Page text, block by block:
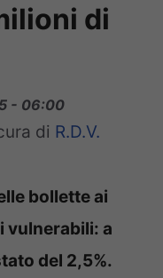
di
- 06:00
di R.D.V.
bollette ai
vulnerabili: a
del 2,5%.